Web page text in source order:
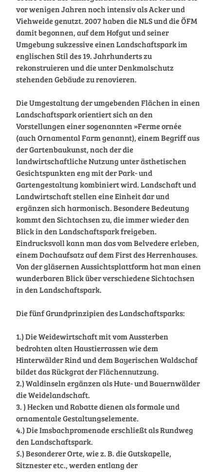
vor wenigen Jahren noch intensiv als Acker und
Viehweide genutzt. 2007 haben die NLS und die ÖFM
damit begonnen, auf dem Hofgut und seiner
Umgebung sukzessive einen Landschaftspark im
englischen Stil des 19. Jahrhunderts zu
rekonstruieren und die unter Denkmalschutz
stehenden Gebäude zu renovieren.
Die Umgestaltung der umgebenden Flächen in einen
Landschaftspark orientiert sich an den
Vorstellungen einer sogenannten »Ferme ornée
(auch Ornamental Farm genannt), einem Begriff aus
der Gartenbaukunst, nach der die
landwirtschaftliche Nutzung unter ästhetischen
Gesichtspunkten eng mit der Park- und
Gartengestaltung kombiniert wird. Landschaft und
Landwirtschaft stellen eine Einheit dar und
ergänzen sich harmonisch. Besondere Bedeutung
kommt den Sichtachsen zu, die immer wieder den
Blick in den Landschaftspark freigeben.
Eindrucksvoll kann man das vom Belvedere erleben,
einem Dachaufsatz auf dem First des Herrenhauses.
Von der gläsernen Aussichtsplattform hat man einen
wunderbaren Blick über verschiedene Sichtachsen
in den Landschaftspark.
Die fünf Grundprinzipien des Landschaftsparks:
1.) Die Weidewirtschaft mit vom Aussterben
bedrohten alten Haustierrassen wie dem
Hinterwälder Rind und dem Bayerischen Waldschaf
bildet das Rückgrat der Flächennutzung.
2.) Waldinseln ergänzen als Hute- und Bauernwälder
die Weidelandschaft.
3. ) Hecken und Rabatte dienen als formale und
ornamentale Gestaltungselemente.
4.) Die Imsbachpromenade erschließt als Rundweg
den Landschaftspark.
5.) Besonderer Orte, wie z. B. die Gutskapelle,
Sitznester etc., werden entlang der